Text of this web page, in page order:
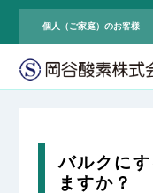
個人（ご家庭）のお客様
バルクに
ますか？